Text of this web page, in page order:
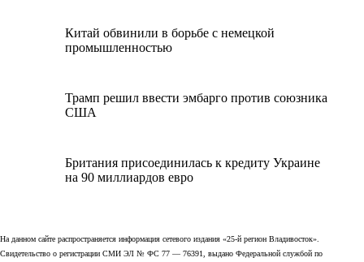
Китай обвинили в борьбе с немецкой
промышленностью
Трамп решил ввести эмбарго против союзника
США
Британия присоединилась к кредиту Украине
на 90 миллиардов евро
На данном сайте распространяется информация сетевого издания «25-й регион Владивосток».
Свидетельство о регистрации СМИ ЭЛ № ФС 77 — 76391, выдано Федеральной службой по